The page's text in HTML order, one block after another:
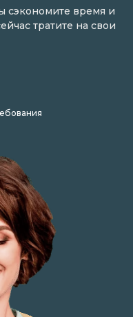
сэкономите время и
тратите на свои